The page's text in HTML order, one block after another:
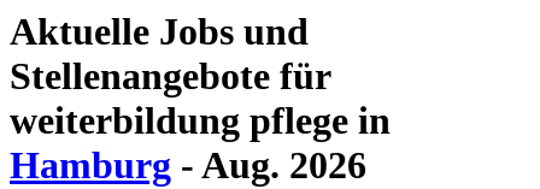
Aktuelle Jobs und
Stellenangebote für
weiterbildung pflege in
Hamburg - Aug. 2026